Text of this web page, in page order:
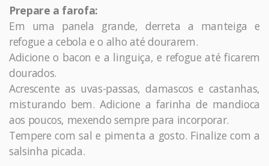
Prepare a farofa:
Em uma panela grande, derreta a manteiga e
refogue a cebola e o alho até dourarem.
Adicione o bacon e a linguiça, e refogue até ficarem
dourados.
Acrescente as uvas-passas, damascos e castanhas,
misturando bem. Adicione a farinha de mandioca
aos poucos, mexendo sempre para incorporar.
Tempere com sal e pimenta a gosto. Finalize com a
salsinha picada.